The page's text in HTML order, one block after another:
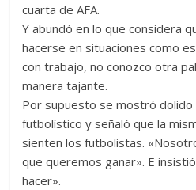
cuarta de AFA.
Y abundó en lo que considera
hacerse en situaciones como
con trabajo, no conozco otra
manera tajante.
Por supuesto se mostró
futbolístico y señaló que la
sienten los futbolistas.
que queremos ganar». E
hacer».